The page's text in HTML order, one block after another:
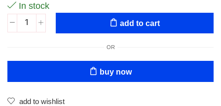
In stock
add to cart
OR
buy now
add to wishlist